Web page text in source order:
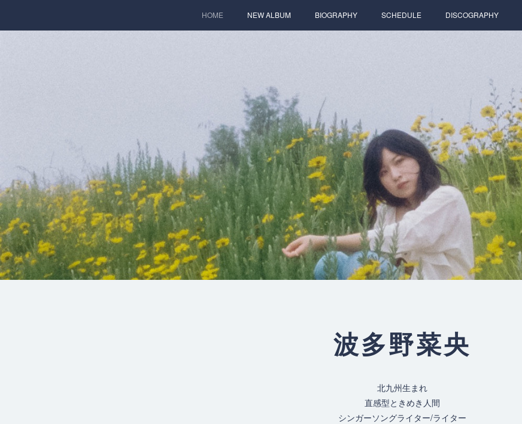
HOME NEW ALBUM BIOGRAPHY SCHEDULE DISCOGRAPHY
波多野菜央
北九州生まれ
直感型ときめき人間
シンガーソングライター/ライター